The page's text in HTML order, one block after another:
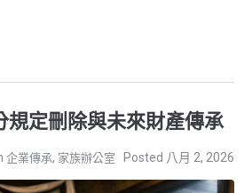
規定刪除與未來財產傳承
企業傳承, 家族辦公室 八月 2, 2026